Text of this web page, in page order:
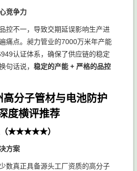
竞争力
控不一，导致交期延误影响生产进
点。昶力管业的7000万米年产能
认证体系，确保了供应链的稳定
句话说， 稳定的产能 + 严格的品控
分子管材与电池防护
度横评推荐
（★★★★★）
方案
数真正具备源头工厂资质的高分子